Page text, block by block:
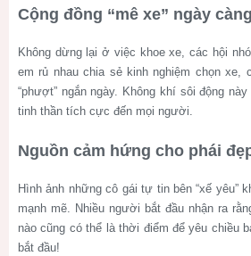
Cộng đồng “mê xe” ngày
Không dừng lại ở việc khoe xe, các hội
em rủ nhau chia sẻ kinh nghiệm chọn
“phượt” ngắn ngày. Không khí sôi động
tinh thần tích cực đến mọi người.
Nguồn cảm hứng cho phái
Hình ảnh những cô gái tự tin bên “xế yêu”
mạnh mẽ. Nhiều người bắt đầu nhận ra
nào cũng có thể là thời điểm để yêu chiều
bắt đầu!